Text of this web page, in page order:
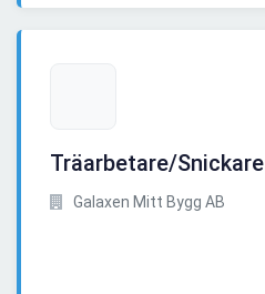
Träarbetare/Snickare
Galaxen Mitt Bygg AB